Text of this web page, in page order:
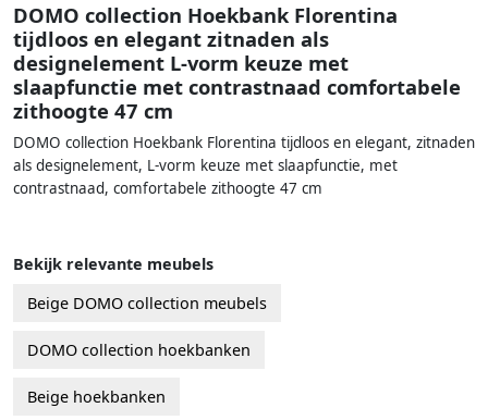
DOMO collection Hoekbank Florentina
tijdloos en elegant zitnaden als
designelement L-vorm keuze met
slaapfunctie met contrastnaad comfortabele
zithoogte 47 cm
DOMO collection Hoekbank Florentina tijdloos en elegant, zitnaden
als designelement, L-vorm keuze met slaapfunctie, met
contrastnaad, comfortabele zithoogte 47 cm
Bekijk relevante meubels
Beige DOMO collection meubels
DOMO collection hoekbanken
Beige hoekbanken